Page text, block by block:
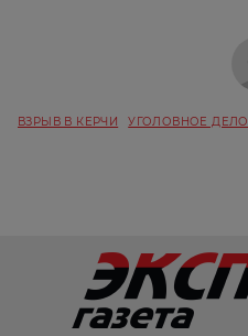
ВЗРЫВ В КЕРЧИ УГОЛОВНОЕ ДЕЛО